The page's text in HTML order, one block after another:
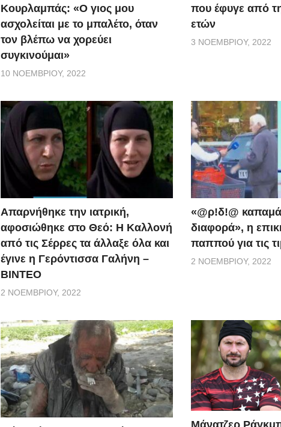
Κουρλαμπάς: «Ο γιος μου
ασχολείται με το μπαλέτο, όταν
τον βλέπω να χορεύει
συγκινούμαι»
10 ΝΟΕΜΒΡΊΟΥ, 2022
που έφυγε από
ετών
3 ΝΟΕΜΒΡΊΟΥ, 2022
Απαρνήθηκε την ιατρική,
αφοσιώθηκε στο Θεό: Η Καλλονή
από τις Σέρρες τα άλλαξε όλα και
έγινε η Γερόντισσα Γαλήνη –
ΒΙΝΤΕΟ
2 ΝΟΕΜΒΡΊΟΥ, 2022
«@ρ!δ!@
διαφορά», η
παππού για τις
2 ΝΟΕΜΒΡΊΟΥ, 2022